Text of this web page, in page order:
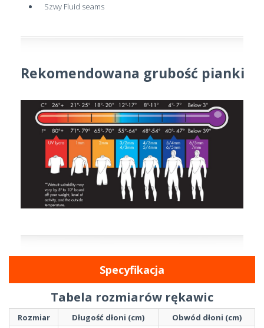
Szwy Fluid seams
Rekomendowana grubość pianki
Specyfikacja
Tabela rozmiarów rękawic
Rozmiar Długość dłoni (cm)
Obwód dłoni (cm)